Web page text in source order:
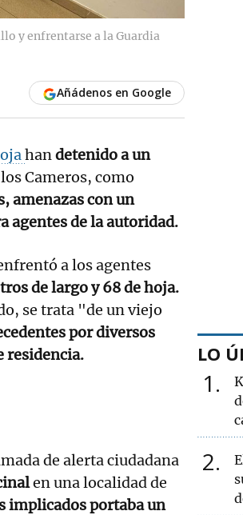
y enfrentarse a la Guardia
Añádenos en Google
handetenido a un
Cameros, como
amenazas con un
agentes de la autoridad.
a los agentes
de largo y 68 de hoja.
se trata "de un viejo
por diversos
residencia.
de alerta ciudadana
en una localidad de
implicados portaba un
LO
1
2